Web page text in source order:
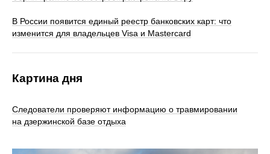
В России появится единый реестр банковских карт: что
изменится для владельцев Visa и Mastercard
Картина дня
Следователи проверяют информацию о травмировании
на дзержинской базе отдыха